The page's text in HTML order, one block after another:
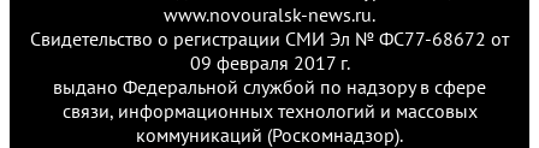
www.novouralsk-news.ru.
Свидетельство о регистрации СМИ Эл № ФС77-68672 от
09 февраля 2017 г.
выдано Федеральной службой по надзору в сфере
связи, информационных технологий и массовых
коммуникаций (Роскомнадзор).